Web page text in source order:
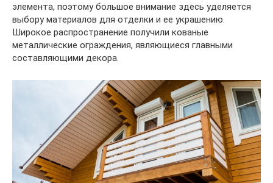
элемента, поэтому большое внимание здесь уделяется
выбору материалов для отделки и ее украшению.
Широкое распространение получили кованые
металлические ограждения, являющиеся главными
составляющими декора.